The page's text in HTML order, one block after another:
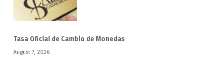
Tasa Oficial de Cambio de Monedas
August 7, 2026